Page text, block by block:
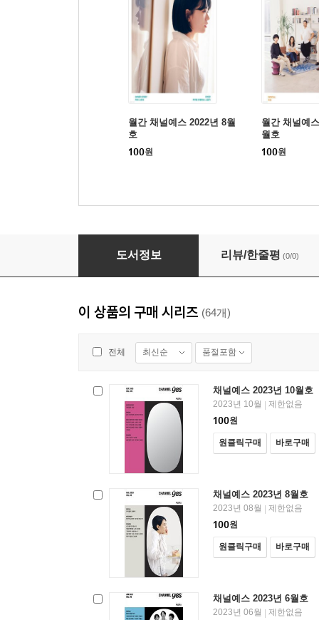
월간 채널예스 2022년 8월
호
100원
월간 채널예
월호
100원
채널예스 2023년 5월호
도서정보 리뷰/한줄평 (0/0)
이 상품의 구매 시리즈 (64개)
전체 최신순 품절포함
채널예스 2023년 10월호
2023년 10월
제한없음
100원
원클릭구매 바로구매
채널예스 2023년 8월호
2023년 08월
제한없음
100원
원클릭구매 바로구매
채널예스 2023년 6월호
2023년 06월
제한없음